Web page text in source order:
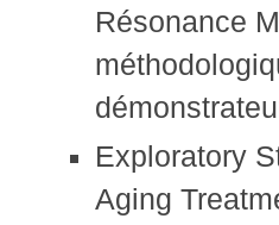
Résonance
Exploratory
Aging